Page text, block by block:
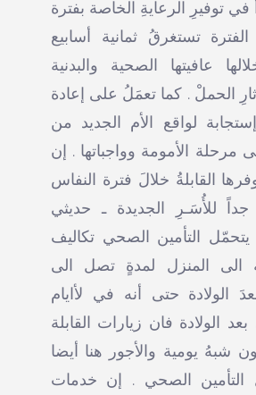
في توفيرِ الرعايةِ الخاصة بفترة
تستغرقُ ثمانية أسابيع
عافيتها الصحية والبدنية
الحملْ . كما تعمَلُ على إعادة
لواقع الأم الجديد من
مرحلة الأمومة وواجباتها . إن
القابلةُ خلالَ فترة النفاس
للأُسَـرِ الجديدة ـ حديثي
يتحمّل التأمين الصحي تكاليف
الى المنزل لمدةٍ تصل الى
الولادة حتى أنه في لأايام
الولادة فان زيارات القابلة
شبهُ يومية والأجور هنا أيضا
الصحي . إن خدمات